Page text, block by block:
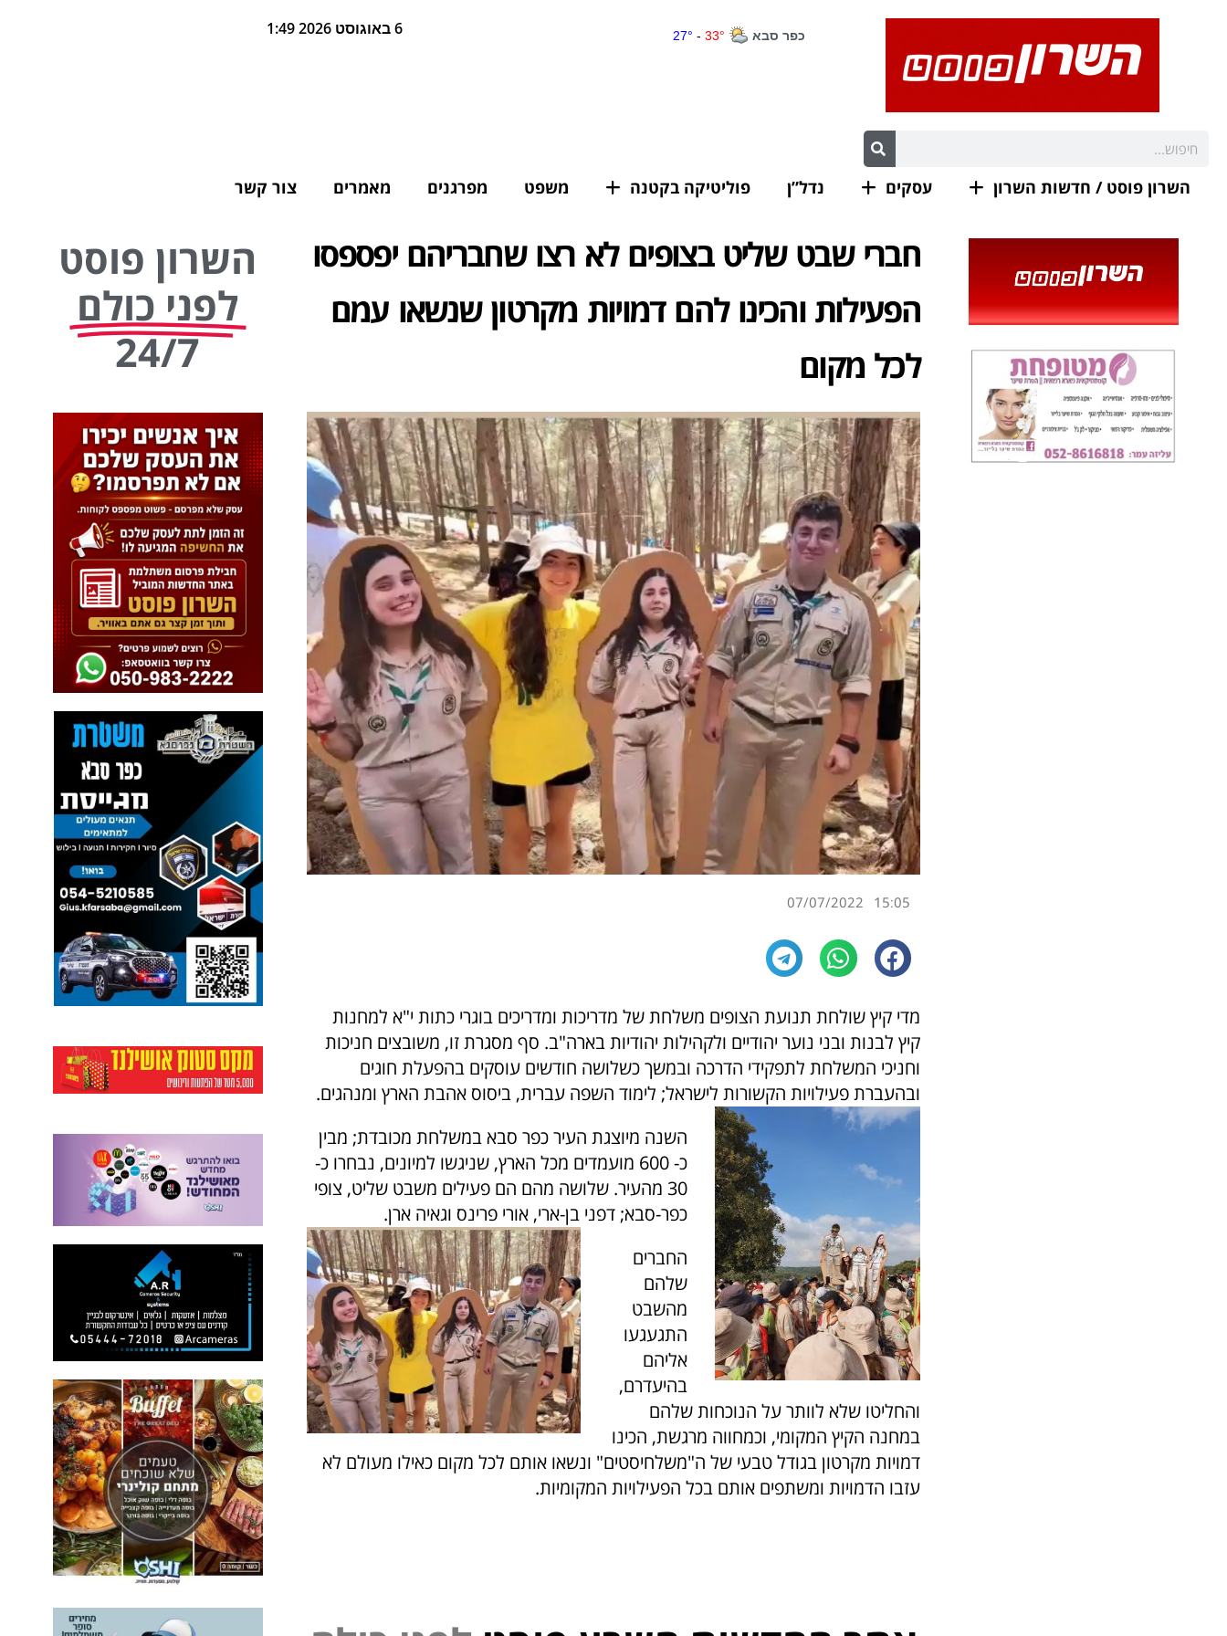
6 באוגוסט 2026 1:49
השרון פוסט / חדשות השרון עסקים נדל”ן פוליטיקה בקטנה משפט מפרגנים מאמרים צור קשר
חברי שבט שליט בצופים לא רצו שחבריהם יפספסו
הפעילות והכינו להם דמויות מקרטון שנשאו עמם
לכל מקום
15:05
07/07/2022
מדי קיץ שולחת תנועת הצופים משלחת של מדריכות ומדריכים בוגרי כתות י"א למחנות
קיץ לבנות ובני נוער יהודיים ולקהילות יהודיות בארה"ב. סף מסגרת זו, משובצים חניכות
וחניכי המשלחת לתפקידי הדרכה ובמשך כשלושה חודשים עוסקים בהפעלת חוגים
ובהעברת פעילויות הקשורות לישראל; לימוד השפה עברית, ביסוס אהבת הארץ ומנהגים.
השנה מיוצגת העיר כפר סבא במשלחת מכובדת; מבין
כ- 600 מועמדים מכל הארץ, שניגשו למיונים, נבחרו כ-
30 מהעיר. שלושה מהם הם פעילים משבט שליט, צופי
כפר-סבא; דפני בן-ארי, אורי פרינס וגאיה ארן.
החברים
שלהם
מהשבט
התגעגעו
אליהם
בהיעדרם,
והחליטו שלא לוותר על הנוכחות שלהם
במחנה הקיץ המקומי, וכמחווה מרגשת, הכינו
דמויות מקרטון בגודל טבעי של ה"משלחיסטים" ונשאו אותם לכל מקום כאילו מעולם לא
עזבו הדמויות ומשתפים אותם בכל הפעילויות המקומיות.
השרון פוסט
לפני כולם
24/7